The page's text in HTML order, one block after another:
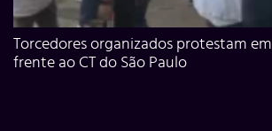
Torcedores organizados protestam em
frente ao CT do São Paulo